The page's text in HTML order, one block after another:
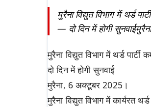
मुरैना विद्युत विभाग में थर्ड
— दो दिन में होगी
मुरैना विद्युत विभाग में थर्ड
दो दिन में होगी सुनवाई
मुरैना, 6 अक्टूबर 2025।
मुरैना विद्युत विभाग में कार्यरत